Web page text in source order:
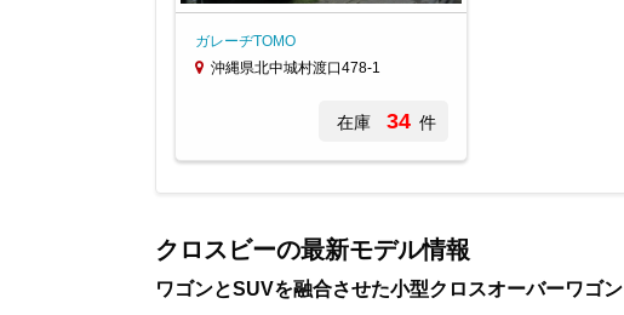
ガレーヂTOMO
沖縄県北中城村渡口478-1
在庫 34 件
1
クロスビーの最新モデル情報
ワゴンとSUVを融合させた小型クロスオーバーワゴン